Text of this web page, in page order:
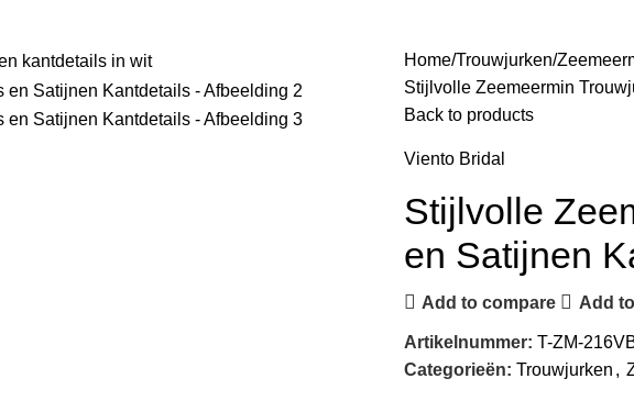
Home Trouwjurken
Stijlvolle Zeemeermin
Back to products
Viento Bridal
Stijlvolle
en Satijnen
Add to compare Add
Artikelnummer: T-ZM-
Categorieën: Trouwjurken ,